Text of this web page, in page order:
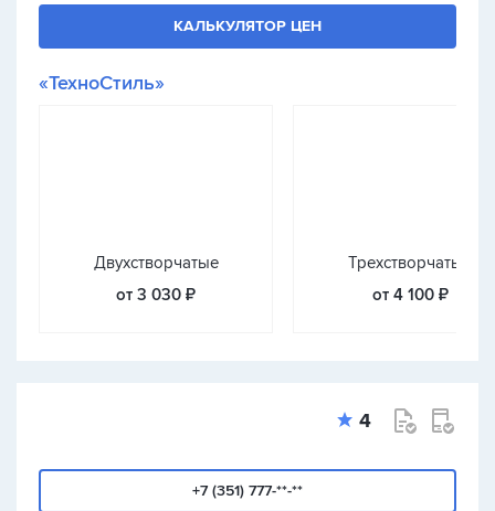
КАЛЬКУЛЯТОР ЦЕН
«ТехноСтиль»
Двухстворчатые
от 3 030 ₽
Трехстворчатые
от 4 100 ₽
4
+7 (351) 777-**-**